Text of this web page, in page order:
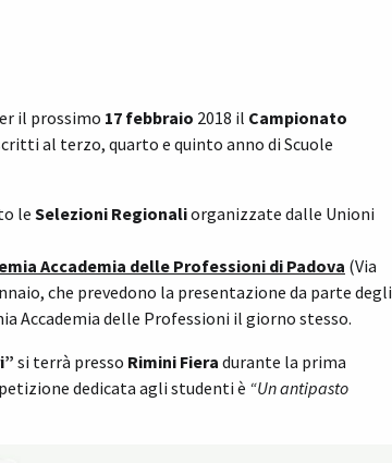
il prossimo 17 febbraio 2018 il Campionato
al terzo, quarto e quinto anno di Scuole
le Selezioni Regionaliorganizzate dalle Unioni
Accademia delle Professioni di Padova (Via
che prevedono la presentazione da parte degli
Accademia delle Professioni il giorno stesso.
si terrà presso Rimini Fiera durante la prima
dedicata agli studenti è “Un antipasto